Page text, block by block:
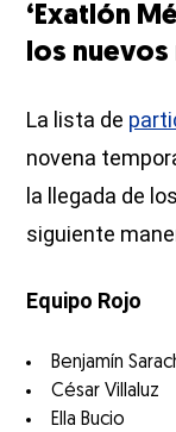
‘Exatlón
los
La lista de
novena
la llegada de
siguiente
Equipo Rojo
Benjamín
César Villaluz
Ella Bucio